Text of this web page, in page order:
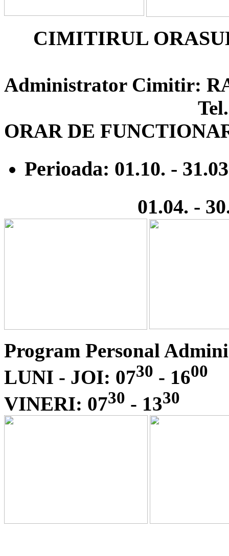
CIMITIRUL
Administrator Cimitir:
Tel. 0244-
ORAR DE
Perioada: 01.10. -
01.04. -
Program Personal
LUNI - JOI: 0730 - 1600
VINERI: 0730 - 1330